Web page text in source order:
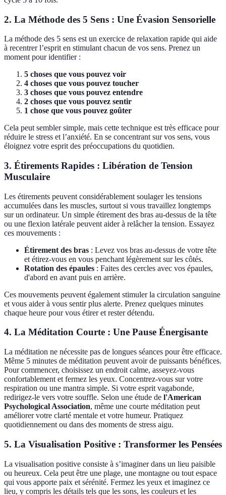
2. La Méthode des 5 Sens : Une Évasion Sensorielle
La méthode des 5 sens est un exercice de relaxation rapide qui aide
à recentrer l’esprit en stimulant chacun de vos sens. Prenez un
moment pour identifier :
5 choses que vous pouvez voir
4 choses que vous pouvez toucher
3 choses que vous pouvez entendre
2 choses que vous pouvez sentir
1 chose que vous pouvez goûter
Cela peut sembler simple, mais cette technique est très efficace pour
réduire le stress et l’anxiété. En se concentrant sur vos sens, vous
éloignez votre esprit des préoccupations du quotidien.
3. Étirements Rapides : Libération de Tension
Musculaire
Les étirements peuvent considérablement soulager les tensions
accumulées dans les muscles, surtout si vous travaillez longtemps
sur un ordinateur. Un simple étirement des bras au-dessus de la tête
ou une flexion latérale peuvent aider à relâcher la tension. Essayez
ces mouvements :
Étirement des bras : Levez vos bras au-dessus de votre tête
et étirez-vous en vous penchant légèrement sur les côtés.
Rotation des épaules : Faites des cercles avec vos épaules,
d'abord en avant puis en arrière.
Ces mouvements peuvent également stimuler la circulation sanguine
et vous aider à vous sentir plus alerte. Prenez quelques minutes
chaque heure pour vous étirer et rester détendu.
4. La Méditation Courte : Une Pause Énergisante
La méditation ne nécessite pas de longues séances pour être efficace.
Même 5 minutes de méditation peuvent avoir de puissants bénéfices.
Pour commencer, choisissez un endroit calme, asseyez-vous
confortablement et fermez les yeux. Concentrez-vous sur votre
respiration ou une mantra simple. Si votre esprit vagabonde,
redirigez-le vers votre souffle. Selon une étude de l'American
Psychological Association, même une courte méditation peut
améliorer votre clarté mentale et votre humeur. Pratiquez
quotidiennement ou dans des moments de stress aigu.
5. La Visualisation Positive : Transformer les Pensées
La visualisation positive consiste à s’imaginer dans un lieu paisible
ou heureux. Cela peut être une plage, une montagne ou tout espace
qui vous apporte paix et sérénité. Fermez les yeux et imaginez ce
lieu, y compris les détails tels que les sons, les couleurs et les